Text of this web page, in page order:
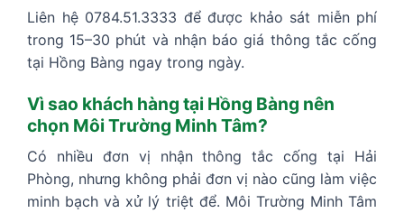
Liên hệ 0784.51.3333 để được khảo sát miễn phí
trong 15–30 phút và nhận báo giá thông tắc cống
tại Hồng Bàng ngay trong ngày.
Vì sao khách hàng tại Hồng Bàng nên
chọn Môi Trường Minh Tâm?
Có nhiều đơn vị nhận thông tắc cống tại Hải
Phòng, nhưng không phải đơn vị nào cũng làm việc
minh bạch và xử lý triệt để. Môi Trường Minh Tâm